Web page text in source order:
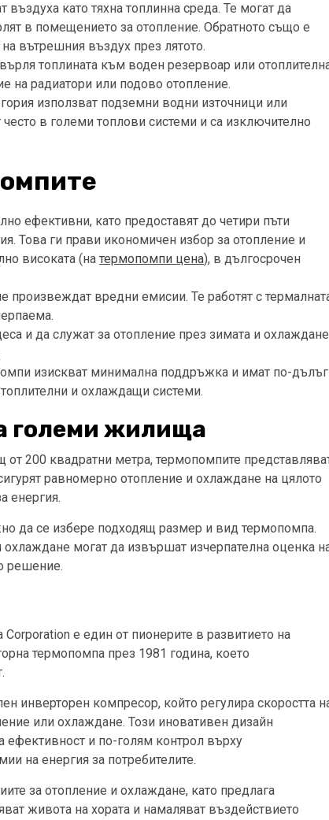
като тяхна топлинна среда. Те могат да
в помещението за отопление. Обратното също е
вътрешния въздух през лятото.
топлината към воден резервоар или
на радиатори или подово отопление.
използват подземни водни източници или
в големи топлови системи и са изключително
ефективни, като предоставят до четири пъти
Това ги прави икономичен избор за отопление и
високата (на термопомпи цена), в дългосрочен
произвеждат вредни емисии. Те работят с
и да служат за отопление през зимата и охлаждане
изискват минимална поддръжка и имат по-дълъг
и охлаждащи системи.
големи жилища
200 квадратни метра, термопомпите
равномерно отопление и охлаждане на цялото
енергия.
да се избере подходящ размер и вид термопомпа.
могат да извършат изчерпателна оценка
решение.
Corporation е един от пионерите в развитието на
термопомпа през 1981 година, което
инверторен компресор, който регулира скоростта
или охлаждане. Този иновативен дизайн
ефективност и по-голям контрол върху
на енергия за потребителите.
за отопление и охлаждане, като предлага
живота на хората и намаляват въздействието